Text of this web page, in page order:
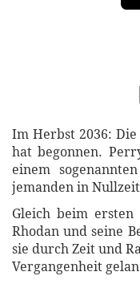
Im Herbst 2036:
hat begonnen.
einem
jemanden in
Gleich beim
Rhodan und seine
sie durch Zeit und
Vergangenheit